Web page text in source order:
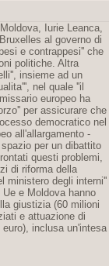
Iurie Leanca,
al governo di
e contrappesi'' che
politiche. Altra
insieme ad un
nel quale ''il
europeo ha
per assicurare che
democratico nel
all'allargamento -
per un dibattito
questi problemi,
di riforma della
ministero degli interni''
e Moldova hanno
giustizia (60 milioni
e attuazione di
inclusa un'intesa